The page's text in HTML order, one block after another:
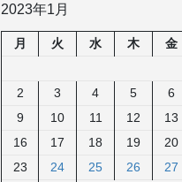
2023年1月
月 火 水 木 金
2
3 4 5 6
9
10 11 12 13
16
17 18 19 20
23
24 25 26 27